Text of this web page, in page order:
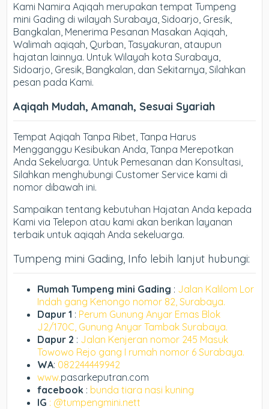
Kami Namira Aqiqah merupakan tempat Tumpeng
mini Gading di wilayah Surabaya, Sidoarjo, Gresik,
Bangkalan, Menerima Pesanan Masakan Aqiqah,
Walimah aqiqah, Qurban, Tasyakuran, ataupun
hajatan lainnya. Untuk Wilayah kota Surabaya,
Sidoarjo, Gresik, Bangkalan, dan Sekitarnya, Silahkan
pesan pada Kami.
Aqiqah Mudah, Amanah, Sesuai Syariah
Tempat Aqiqah Tanpa Ribet, Tanpa Harus
Mengganggu Kesibukan Anda, Tanpa Merepotkan
Anda Sekeluarga. Untuk Pemesanan dan Konsultasi,
Silahkan menghubungi Customer Service kami di
nomor dibawah ini.
Sampaikan tentang kebutuhan Hajatan Anda kepada
Kami via Telepon atau kami akan berikan layanan
terbaik untuk aqiqah Anda sekeluarga.
Tumpeng mini Gading, Info lebih lanjut hubungi:
Rumah Tumpeng mini Gading : Jalan Kalilom Lor
Indah gang Kenongo nomor 82, Surabaya.
Dapur 1 : Perum Gunung Anyar Emas Blok
J2/170C, Gunung Anyar Tambak Surabaya.
Dapur 2 : Jalan Kenjeran nomor 245 Masuk
Towowo Rejo gang I rumah nomor 6 Surabaya.
WA: 082244449942
www.pasarkeputran.com
facebook : bunda tiara nasi kuning
IG : @tumpengmini.nett